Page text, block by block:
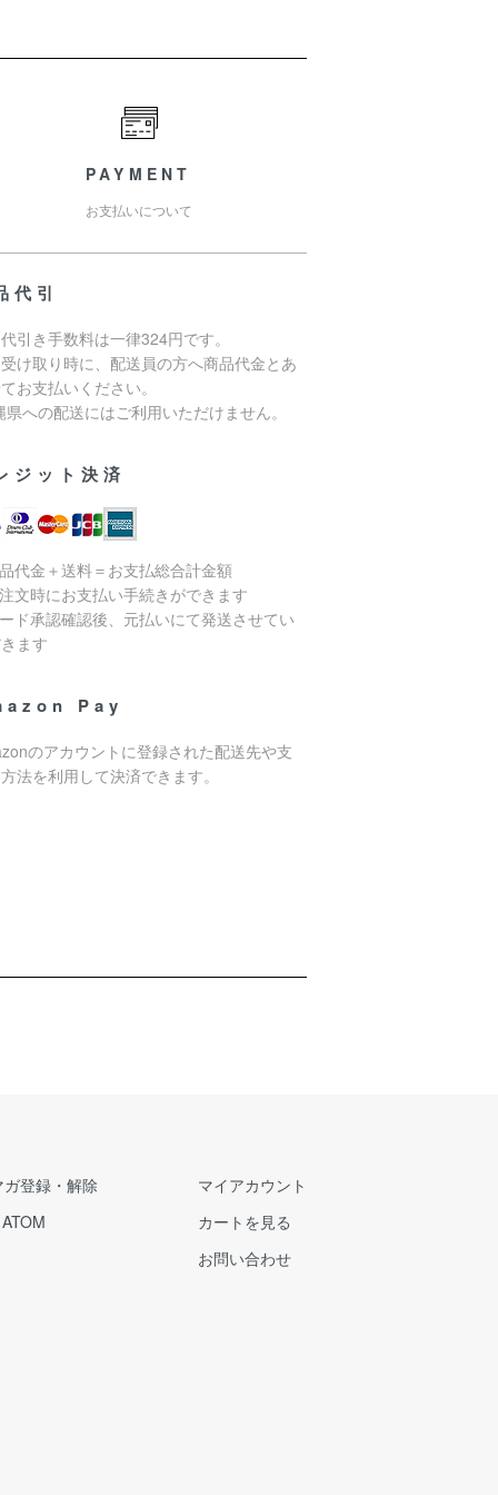
PAYMENT
お支払いについて
代引
引き手数料は一律324円です。
け取り時に、配送員の方へ商品代金とあ
お支払いください。
県への配送にはご利用いただけません。
ジット決済
代金＋送料＝お支払総合計金額
文時にお支払い手続きができます
ド承認確認後、元払いにて発送させてい
ます
Pay
のアカウントに登録された配送先や支
法を利用して決済できます。
ガ登録・解除
ATOM
マイアカウント
カートを見る
お問い合わせ